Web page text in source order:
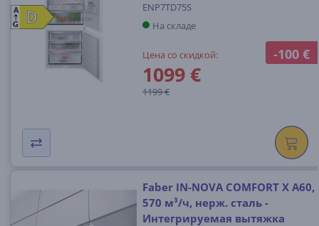
-100 €
D
D
A
G
ENP7TD75S
На складе
Цена со скидкой:
1099 €
1199 €
Faber IN-NOVA COMFORT X A60,
570 м³/ч, нерж. сталь -
Интегрируемая вытяжка